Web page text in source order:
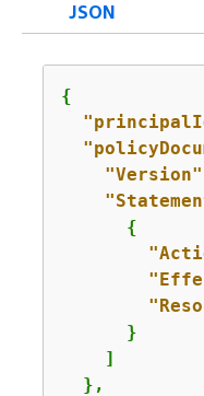
JSON
{
"Version"
{
      }
    ]
  },